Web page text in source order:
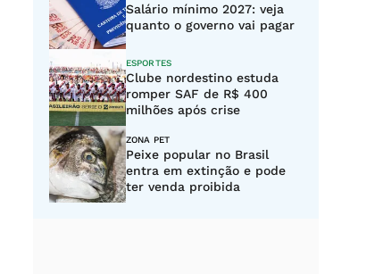
Salário mínimo 2027: veja
quanto o governo vai pagar
ESPORTES
Clube nordestino estuda
romper SAF de R$ 400
milhões após crise
ZONA PET
Peixe popular no Brasil
entra em extinção e pode
ter venda proibida